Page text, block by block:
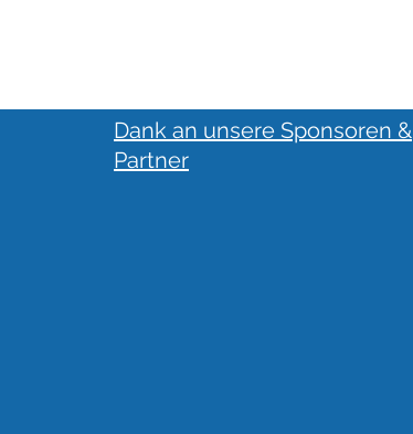
Dank an unsere Sponsoren &
Partner